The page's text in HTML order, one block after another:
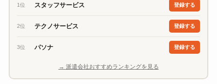
1位 スタッフサービス 登録する
2位 テクノサービス 登録する
3位 パソナ 登録する
→ 派遣会社おすすめランキングを見る